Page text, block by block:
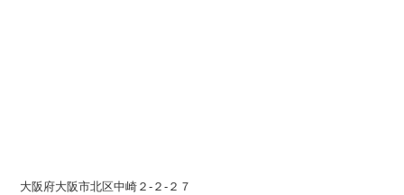
大阪府大阪市北区中崎２-２-２７